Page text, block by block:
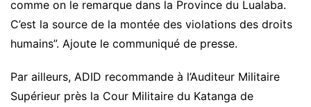
comme on le remarque dans la Province du Lualaba.
C’est la source de la montée des violations des droits
humains”. Ajoute le communiqué de presse.
Par ailleurs, ADID recommande à l’Auditeur Militaire
Supérieur près la Cour Militaire du Katanga de